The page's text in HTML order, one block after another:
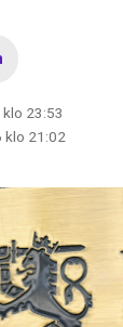
23:53
klo 21:02